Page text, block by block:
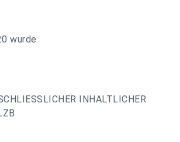
wurde
INHALTLICHER